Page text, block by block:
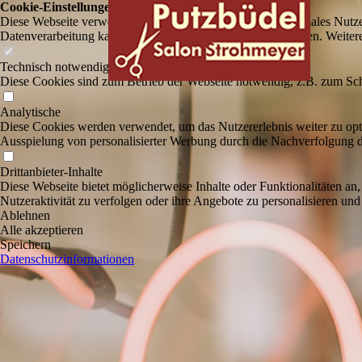
Cookie-Einstellungen
Diese Webseite verwendet Cookies, um Besuchern ein optimales
Datenverarbeitung kann dann auch in einem Drittland erfolgen.
Technisch notwendige
Diese Cookies sind zum Betrieb der Webseite notwendig, z.B. zum
Analytische
Diese Cookies werden verwendet, um das Nutzererlebnis weiter zu
Ausspielung von personalisierter Werbung durch die Nachverfolgung
Drittanbieter-Inhalte
Diese Webseite bietet möglicherweise Inhalte oder Funktionalitäten
Nutzeraktivität zu verfolgen oder ihre Angebote zu personalisieren
Ablehnen
Alle akzeptieren
Speichern
Datenschutzinformationen